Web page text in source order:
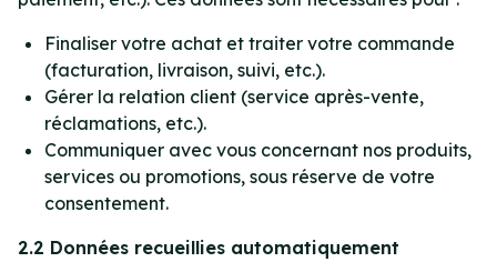
Finaliser votre achat et traiter votre commande
(facturation, livraison, suivi, etc.).
Gérer la relation client (service après-vente,
réclamations, etc.).
Communiquer avec vous concernant nos produits,
services ou promotions, sous réserve de votre
consentement.
2.2 Données recueillies automatiquement